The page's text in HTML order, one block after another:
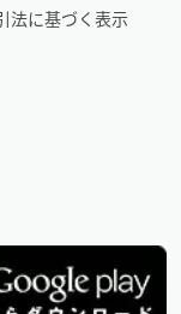
法に基づく表示